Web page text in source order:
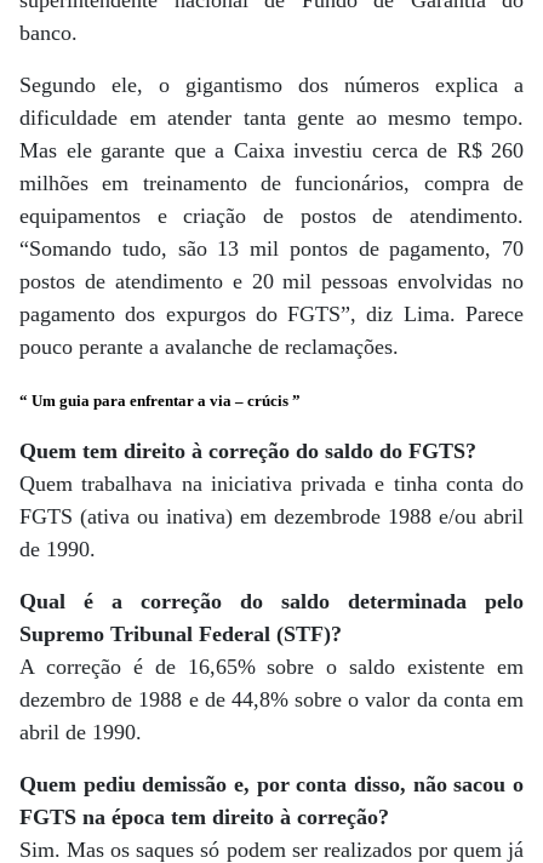
banco.
Segundo ele, o gigantismo dos números explica a
dificuldade em atender tanta gente ao mesmo tempo.
Mas ele garante que a Caixa investiu cerca de R$ 260
milhões em treinamento de funcionários, compra de
equipamentos e criação de postos de atendimento.
“Somando tudo, são 13 mil pontos de pagamento, 70
postos de atendimento e 20 mil pessoas envolvidas no
pagamento dos expurgos do FGTS”, diz Lima. Parece
pouco perante a avalanche de reclamações.
“ Um guia para enfrentar a via – crúcis ”
Quem tem direito à correção do saldo do FGTS?
Quem trabalhava na iniciativa privada e tinha conta do
FGTS (ativa ou inativa) em dezembrode 1988 e/ou abril
de 1990.
Qual é a correção do saldo determinada pelo
Supremo Tribunal Federal (STF)?
A correção é de 16,65% sobre o saldo existente em
dezembro de 1988 e de 44,8% sobre o valor da conta em
abril de 1990.
Quem pediu demissão e, por conta disso, não sacou o
FGTS na época tem direito à correção?
Sim. Mas os saques só podem ser realizados por quem já